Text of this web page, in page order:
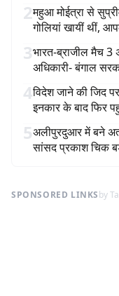
2महुआ मोईत्रा से
गोलियां खायीं थीं,
3भारत-ब्राजील मैच
अधिकारी- बंगाल
4विदेश जाने की जिद
इनकार के बाद फिर
5अलीपुरदुआर में बने
सांसद प्रकाश चिक
SPONSORED LINKSby